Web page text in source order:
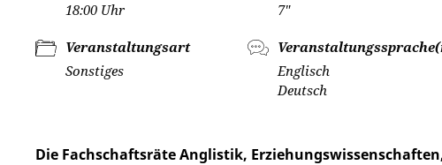
18:00 Uhr
7"
Veranstaltungsart
Sonstiges
Englisch
Deutsch
Die Fachschaftsräte Anglistik,